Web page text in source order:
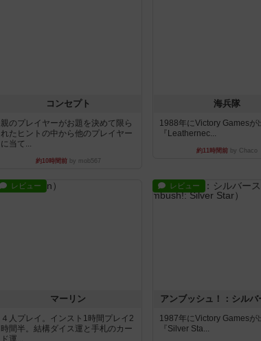
コンセプト
親のプレイヤーがお題を決めて限ら
れたヒントの中から他のプレイヤー
に当て...
約10時間前by mob567
海兵隊
1988年にVictory Gamesが
『Leathernec...
約11時間前by Chaco
レビュー
マーリン
４人プレイ。インスト1時間プレイ2
時間半。結構ダイス運と手札のカー
ド運...
レビュー
アンブッシュ！：シルバ
1987年にVictory Gamesが
『Silver Sta...